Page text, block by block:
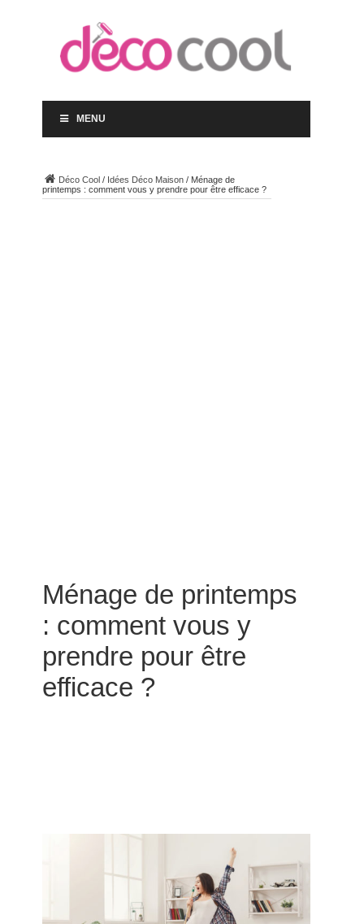
MENU
Déco Cool/ Idées Déco Maison/ Ménage de
printemps : comment vous y prendre pour être efficace ?
Ménage de printemps
: comment vous y
prendre pour être
efficace ?